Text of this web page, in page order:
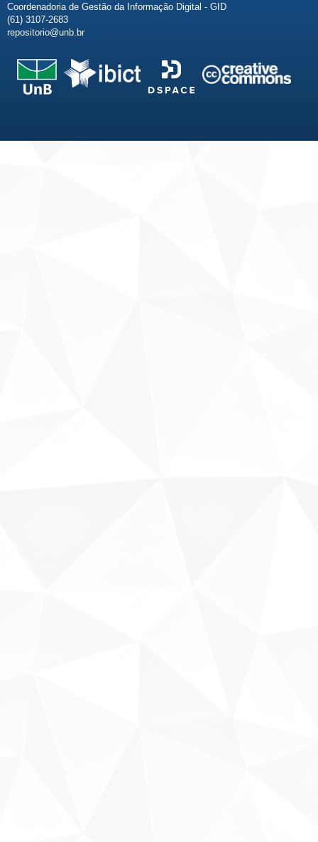
Coordenadoria de Gestão da Informação Digital - GID
(61) 3107-2683
repositorio@unb.br